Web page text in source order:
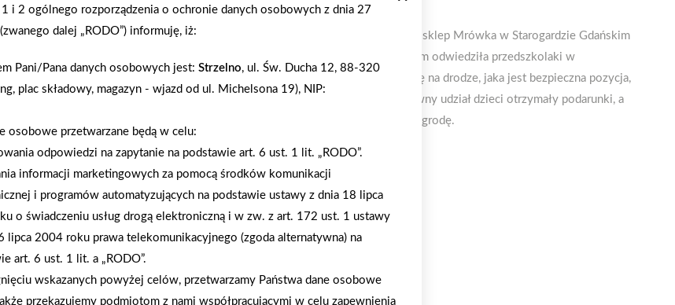
W ramach akcji Bezpieczna droga do szkoły firma Sputnik prowadząca sklep Mrówka w Starogardzie Gdańskim
wraz z panią Policjant z Komendy Powiatowej w Starogardzie Gdańskim odwiedziła przedszkolaki w
Szpęgawsku. Pani Agnieszka pokazała jak prawidłowo zachowywać się na drodze, jaka jest bezpieczna pozycja,
kiedy zaatakuje nas pies oraz co każdy policjant nosi ze sobą. Za aktywny udział dzieci otrzymały podarunki, a
że wszystkie z chęcią włączyły się w prezentację to każdy otrzymał nagrodę.
AKTUALNOŚCI
i 2 ogólnego rozporządzenia o ochronie danych osobowych z dnia 27
dalej „RODO”) informuję, iż:
Pani/Pana danych osobowych jest: Strzelno, ul. Św. Ducha 12, 88-320
plac składowy, magazyn - wjazd od ul. Michelsona 19), NIP:
osobowe przetwarzane będą w celu:
odpowiedzi na zapytanie na podstawie art. 6 ust. 1 lit. „RODO”.
informacji marketingowych za pomocą środków komunikacji
i programów automatyzujących na podstawie ustawy z dnia 18 lipca
o świadczeniu usług drogą elektroniczną i w zw. z art. 172 ust. 1 ustawy
lipca 2004 roku prawa telekomunikacyjnego (zgoda alternatywna) na
art. 6 ust. 1 lit. a „RODO”.
wskazanych powyżej celów, przetwarzamy Państwa dane osobowe
przekazujemy podmiotom z nami współpracującymi w celu zapewnienia